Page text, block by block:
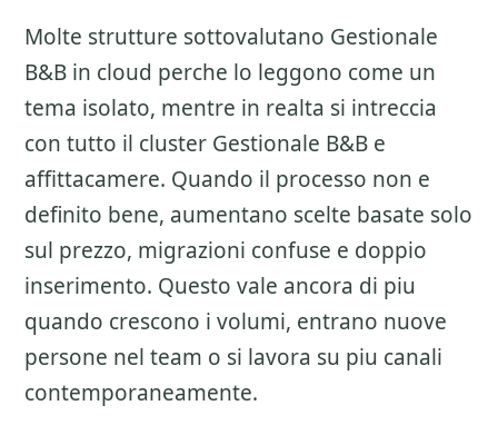
Molte strutture sottovalutano Gestionale
B&B in cloud perche lo leggono come un
tema isolato, mentre in realta si intreccia
con tutto il cluster Gestionale B&B e
affittacamere. Quando il processo non e
definito bene, aumentano scelte basate solo
sul prezzo, migrazioni confuse e doppio
inserimento. Questo vale ancora di piu
quando crescono i volumi, entrano nuove
persone nel team o si lavora su piu canali
contemporaneamente.